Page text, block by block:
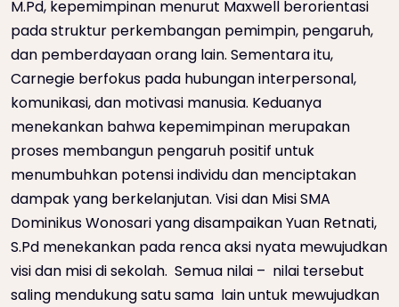
M.Pd, kepemimpinan menurut Maxwell berorientasi
pada struktur perkembangan pemimpin, pengaruh,
dan pemberdayaan orang lain. Sementara itu,
Carnegie berfokus pada hubungan interpersonal,
komunikasi, dan motivasi manusia. Keduanya
menekankan bahwa kepemimpinan merupakan
proses membangun pengaruh positif untuk
menumbuhkan potensi individu dan menciptakan
dampak yang berkelanjutan. Visi dan Misi SMA
Dominikus Wonosari yang disampaikan Yuan Retnati,
S.Pd menekankan pada renca aksi nyata mewujudkan
visi dan misi di sekolah. Semua nilai – nilai tersebut
saling mendukung satu sama lain untuk mewujudkan